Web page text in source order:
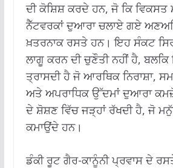
ਦੀ ਕੋਸ਼ਿਸ਼ ਕਰਦੇ ਹਨ, ਜੋ ਕਿ ਵਿਕਸਤ
ਨੈੱਟਵਰਕਾਂ ਦੁਆਰਾ ਚਲਾਏ ਗਏ
ਖ਼ਤਰਨਾਕ ਰਸਤੇ ਹਨ। ਇਹ ਸੰਕਟ
ਲਾਗੂ ਕਰਨ ਦੀ ਚੁਣੌਤੀ ਨਹੀਂ ਹੈ,
ਤ੍ਰਾਸਦੀ ਹੈ ਜੋ ਆਰਥਿਕ ਨਿਰਾਸ਼ਾ,
ਅਤੇ ਅਪਰਾਧਿਕ ਉੱਦਮਾਂ ਦੁਆਰਾ
ਦੇ ਸ਼ੋਸ਼ਣ ਵਿੱਚ ਜੜ੍ਹਾਂ ਰੱਖਦੀ ਹੈ, ਜੋ
ਕਮਾਉਂਦੇ ਹਨ।
ਡੰਕੀ ਰੂਟ ਗੈਰ-ਕਾਨੂੰਨੀ ਪ੍ਰਵਾਸ ਦੇ